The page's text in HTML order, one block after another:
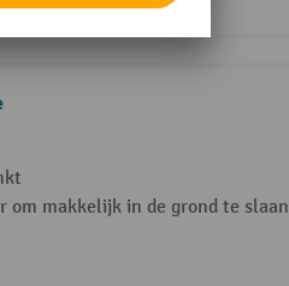
om makkelijk in de grond te slaan